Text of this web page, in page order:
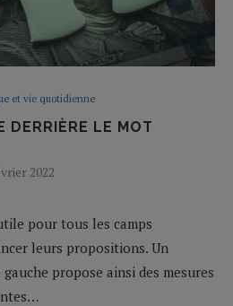
et vie quotidienne
DERRIÈRE LE MOT
2022
pour tous les camps
leurs propositions. Un
propose ainsi des mesures